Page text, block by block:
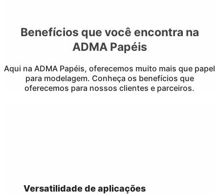
Benefícios que você encontra na
ADMA Papéis
Aqui na ADMA Papéis, oferecemos muito mais que papel
para modelagem. Conheça os benefícios que
oferecemos para nossos clientes e parceiros.
Versatilidade de aplicações